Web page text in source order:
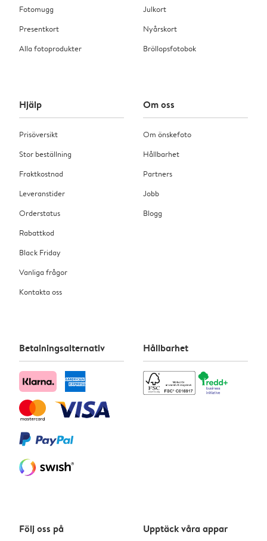
Fotomugg
Presentkort
Alla fotoprodukter
Julkort
Nyårskort
Bröllopsfotobok
Hjälp
Prisöversikt
Stor beställning
Fraktkostnad
Leveranstider
Orderstatus
Rabattkod
Black Friday
Vanliga frågor
Kontakta oss
Om oss
Om önskefoto
Hållbarhet
Partners
Jobb
Blogg
Betalningsalternativ Hållbarhet
Följ oss på Upptäck våra appar